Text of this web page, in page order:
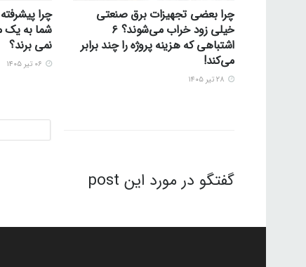
چرا بعضی تجهیزات برق صنعتی
خیلی زود خراب می‌شوند؟ ۶
اشتباهی که هزینه پروژه را چند برابر
می‌کند!
چرا
شما به یک
نمی برند؟
گفتگو در مورد این post